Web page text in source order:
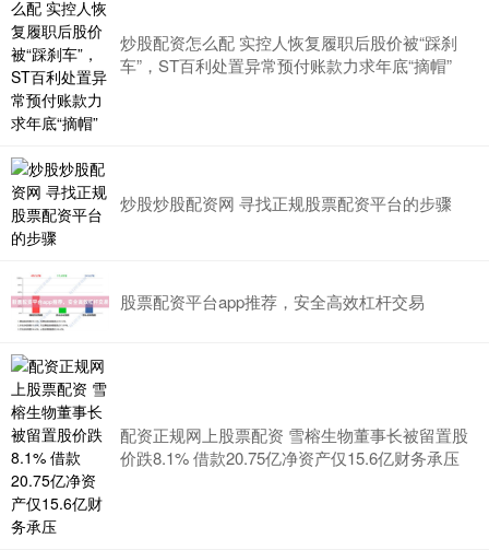
炒股配资怎么配 实控人恢复履职后股价被“踩刹
车”，ST百利处置异常预付账款力求年底“摘帽”
炒股炒股配资网 寻找正规股票配资平台的步骤
股票配资平台app推荐，安全高效杠杆交易
配资正规网上股票配资 雪榕生物董事长被留置股
价跌8.1% 借款20.75亿净资产仅15.6亿财务承压